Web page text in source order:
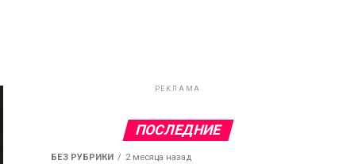
РЕКЛАМА
ПОСЛЕДНИЕ
БЕЗ РУБРИКИ 2 месяца назад